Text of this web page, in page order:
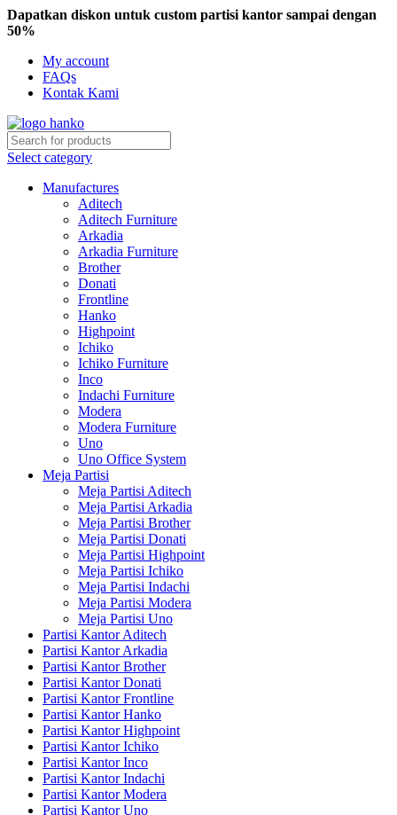
Dapatkan diskon untuk custom partisi kantor sampai dengan
50%
My account
FAQs
Kontak Kami
Select category
Manufactures
Aditech
Aditech Furniture
Arkadia
Arkadia Furniture
Brother
Donati
Frontline
Hanko
Highpoint
Ichiko
Ichiko Furniture
Inco
Indachi Furniture
Modera
Modera Furniture
Uno
Uno Office System
Meja Partisi
Meja Partisi Aditech
Meja Partisi Arkadia
Meja Partisi Brother
Meja Partisi Donati
Meja Partisi Highpoint
Meja Partisi Ichiko
Meja Partisi Indachi
Meja Partisi Modera
Meja Partisi Uno
Partisi Kantor Aditech
Partisi Kantor Arkadia
Partisi Kantor Brother
Partisi Kantor Donati
Partisi Kantor Frontline
Partisi Kantor Hanko
Partisi Kantor Highpoint
Partisi Kantor Ichiko
Partisi Kantor Inco
Partisi Kantor Indachi
Partisi Kantor Modera
Partisi Kantor Uno